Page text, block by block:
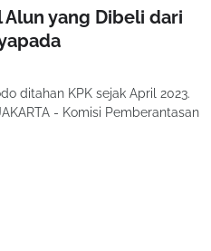
Alun yang Dibeli dari
ditahan KPK sejak April 2023.
- Komisi Pemberantasan